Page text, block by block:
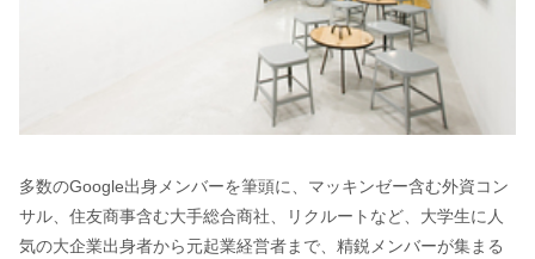
多数のGoogle出身メンバーを筆頭に、マッキンゼー含む外資コン
サル、住友商事含む大手総合商社、リクルートなど、大学生に人
気の大企業出身者から元起業経営者まで、精鋭メンバーが集まる